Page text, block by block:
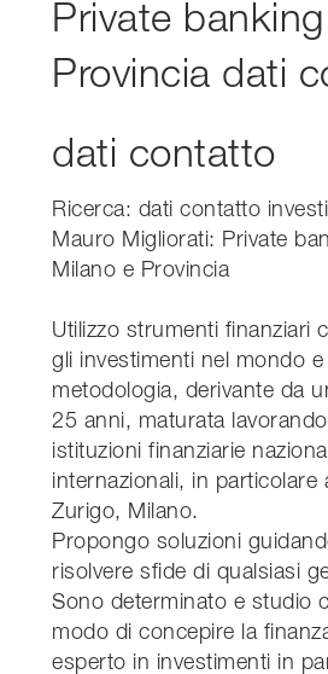
Private
Provincia dati
dati contatto
Ricerca: dati contatto
Mauro Migliorati: Private
Milano e Provincia
Utilizzo strumenti finanziari
gli investimenti nel mondo e
metodologia, derivante da
25 anni, maturata
istituzioni finanziarie
internazionali, in particolare
Zurigo, Milano.
Propongo soluzioni
risolvere sfide di qualsiasi
Sono determinato e studio
modo di concepire la
esperto in investimenti in